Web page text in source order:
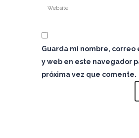
Guarda mi nombre,
y web en este navegador
próxima vez que comente.